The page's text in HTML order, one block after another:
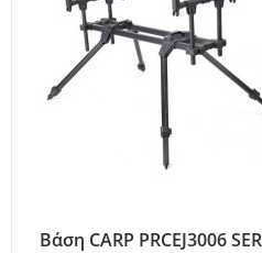
Βάση CARP PRCEJ3006